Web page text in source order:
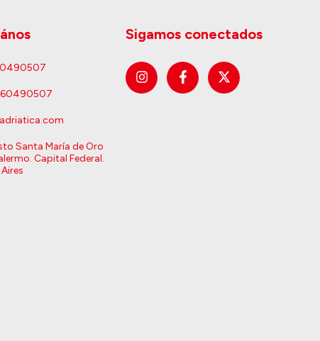
Santa María de Oro
Capital Federal.
Sigamos conectados